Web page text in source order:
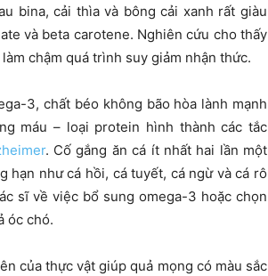
bina, cải thìa và bông cải xanh rất giàu
và beta carotene. Nghiên cứu cho thấy
chậm quá trình suy giảm nhận thức.
3, chất béo không bão hòa lành mạnh
máu – loại protein hình thành các tắc
. Cố gắng ăn cá ít nhất hai lần một
hạn như cá hồi, cá tuyết, cá ngừ và cá rô
sĩ về việc bổ sung omega-3 hoặc chọn
óc chó.
của thực vật giúp quả mọng có màu sắc